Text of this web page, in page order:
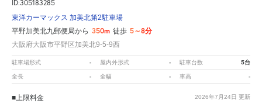
ID:305183285
東洋カーマックス 加美北第2駐車場
平野加美北九郵便局から 350m 徒歩 5～8分
大阪府大阪市平野区加美北9-5-9西
駐車場形式 - 屋内外形式 - 駐車台数 5台
全長 - 全幅 - 車高 -
2026年7月24日 更新
■上限料金